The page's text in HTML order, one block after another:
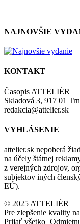
NAJNOVŠIE
KONTAKT
Časopis ATTELIÉR
Skladová 3, 917 01
redakcia@attelier.sk
VYHLÁSENIE
attelier.sk nepoberá
na účely štátnej
z verejných zdrojov,
subjektov iných
EÚ).
© 2025 ATTELIÉR
Pre zlepšenie kvality
Prijať všetko